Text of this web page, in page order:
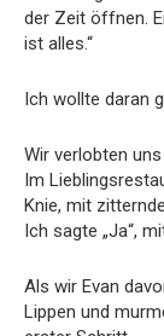
der Zeit öffnen.
ist alles.“
Ich wollte daran
Wir verlobten
Im
Knie, mit
Ich sagte „Ja“,
Als wir Evan
Lippen und